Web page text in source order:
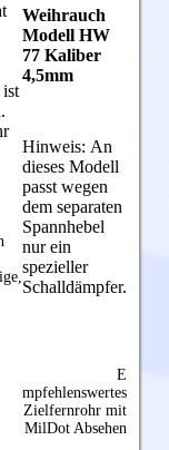
Weihrauch
Modell HW
77 Kaliber
4,5mm
Hinweis: An
dieses Modell
passt wegen
dem separaten
Spannhebel
nur ein
spezieller
Schalldämpfer.
E
mpfehlenswertes
Zielfernrohr mit
MilDot Absehen